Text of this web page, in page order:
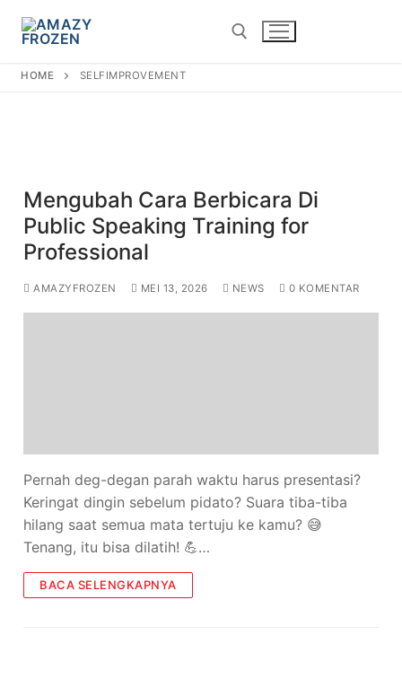
SelfImprovement
HOME SELFIMPROVEMENT
Mengubah Cara Berbicara Di
Public Speaking Training for
Professional
AMAZYFROZEN MEI 13, 2026 NEWS 0 KOMENTAR
Pernah deg-degan parah waktu harus presentasi?
Keringat dingin sebelum pidato? Suara tiba-tiba
hilang saat semua mata tertuju ke kamu? 😅
Tenang, itu bisa dilatih! 💪…
BACA SELENGKAPNYA